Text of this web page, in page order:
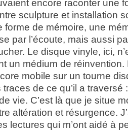
encore raconter une
sculpture et installation
forme de mémoire, une
par l’écoute, mais aussi
Le disque vinyle, ici,
un médium de
mobile sur un tourne
de ce qu’il a
vie. C’est là que je situe
altération et résurgence.
lectures qui m’ont aidé à